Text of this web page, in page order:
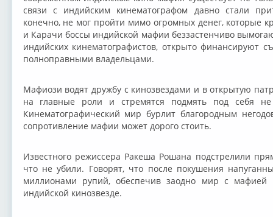
связи с индийским кинематографом давно стали
конечно, не мог пройти мимо огромных денег, которые
и Карачи боссы индийской мафии беззастенчиво
индийских кинематографистов, открыто финансируют
полноправными владельцами.
Мафиози водят дружбу с кинозвездами и в открытую
на главные роли и стремятся подмять под себя
Кинематографический мир бурлит благородным
сопротивление мафии может дорого стоить.
Известного режиссера Ракеша Рошана подстрелили
что не убили. Говорят, что после покушения
миллионами рупий, обеспечив заодно мир с мафией
индийской кинозвезде.